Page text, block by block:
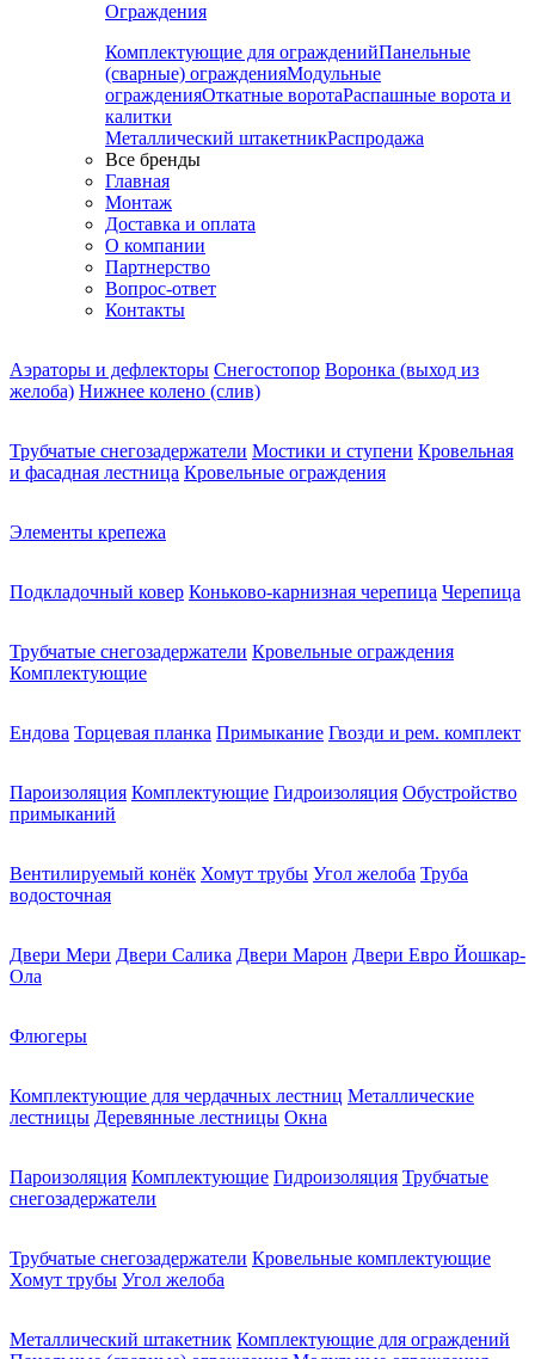
Ограждения
Комплектующие для огражденийПанельные
(сварные) огражденияМодульные
огражденияОткатные воротаРаспашные ворота и
калитки
Металлический штакетникРаспродажа
Все бренды
Главная
Монтаж
Доставка и оплата
О компании
Партнерство
Вопрос-ответ
Контакты
Аэраторы и дефлекторы Снегостопор Воронка (выход из
желоба) Нижнее колено (слив)
Трубчатые снегозадержатели Мостики и ступени Кровельная
и фасадная лестница Кровельные ограждения
Элементы крепежа
Подкладочный ковер Коньково-карнизная черепица Черепица
Трубчатые снегозадержатели Кровельные ограждения
Комплектующие
Ендова Торцевая планка Примыкание Гвозди и рем. комплект
Пароизоляция Комплектующие Гидроизоляция Обустройство
примыканий
Вентилируемый конёк Хомут трубы Угол желоба Труба
водосточная
Двери Мери Двери Салика Двери Марон Двери Евро Йошкар-
Ола
Флюгеры
Комплектующие для чердачных лестниц Металлические
лестницы Деревянные лестницы Окна
Пароизоляция Комплектующие Гидроизоляция Трубчатые
снегозадержатели
Трубчатые снегозадержатели Кровельные комплектующие
Хомут трубы Угол желоба
Металлический штакетник Комплектующие для ограждений